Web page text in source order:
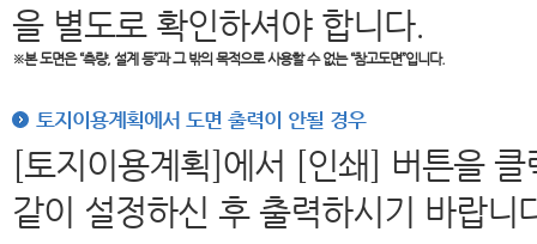
을 별도로 확인하셔야 합니다.
※본 도면은“측량, 설계 등”과 그 밖의 목적으로 사용할 수 없는 “참고도면”입니다.
토지이용계획에서 도면 출력이 안될 경우
[토지이용계획]에서 [인쇄] 버튼을
같이 설정하신 후 출력하시기 바랍니